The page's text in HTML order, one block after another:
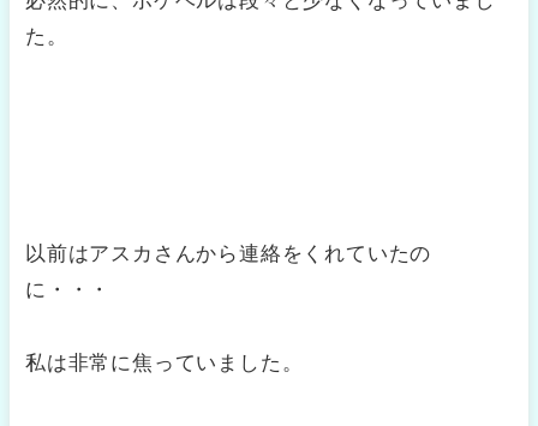
た。
以前はアスカさんから連絡をくれていたの
に・・・
私は非常に焦っていました。